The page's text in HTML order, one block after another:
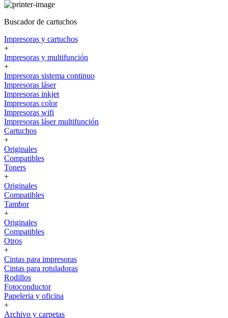
Buscador de cartuchos
Impresoras y cartuchos
+
Impresoras y multifunción
+
Impresoras sistema continuo
Impresoras láser
Impresoras inkjet
Impresoras color
Impresoras wifi
Impresoras láser multifunción
Cartuchos
+
Originales
Compatibles
Toners
+
Originales
Compatibles
Tambor
+
Originales
Compatibles
Otros
+
Cintas para impresoras
Cintas para rotuladoras
Rodillos
Fotoconductor
Papeleria y oficina
+
Archivo y carpetas